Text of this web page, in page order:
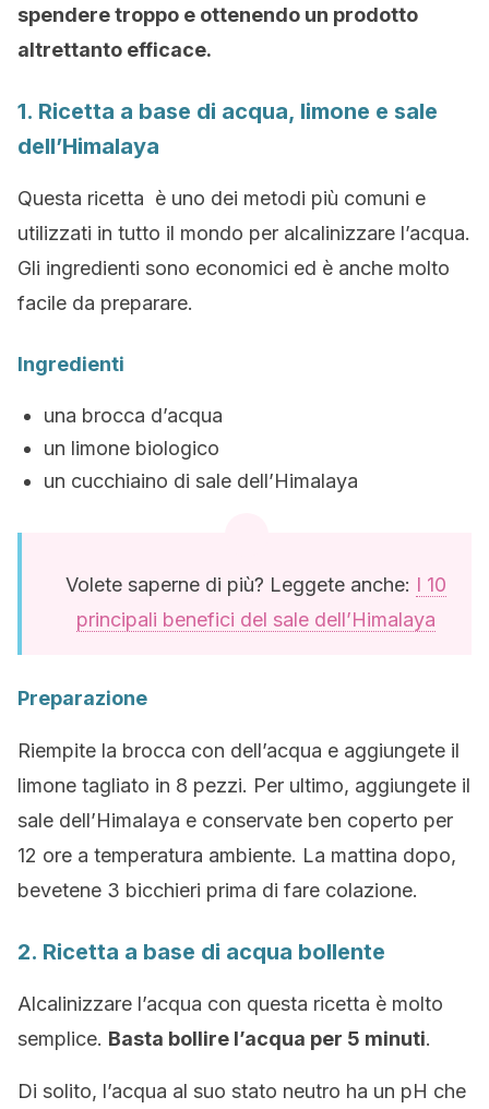
spendere troppo e ottenendo un prodotto
altrettanto efficace.
1. Ricetta a base di acqua, limone e sale
dell’Himalaya
Questa ricetta è uno dei metodi più comuni e
utilizzati in tutto il mondo per alcalinizzare l’acqua.
Gli ingredienti sono economici ed è anche molto
facile da preparare.
Ingredienti
una brocca d’acqua
un limone biologico
un cucchiaino di sale dell’Himalaya
Volete saperne di più? Leggete anche: I 10
principali benefici del sale dell’Himalaya
Preparazione
Riempite la brocca con dell’acqua e aggiungete il
limone tagliato in 8 pezzi. Per ultimo, aggiungete il
sale dell’Himalaya e conservate ben coperto per
12 ore a temperatura ambiente. La mattina dopo,
bevetene 3 bicchieri prima di fare colazione.
2. Ricetta a base di acqua bollente
Alcalinizzare l’acqua con questa ricetta è molto
semplice. Basta bollire l’acqua per 5 minuti.
Di solito, l’acqua al suo stato neutro ha un pH che